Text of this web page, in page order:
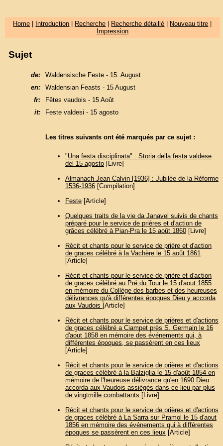
Home Introduction Recherche Recherche détaillé Nouveau titre
Impression
Sujet
de:
Waldensische Feste - 15. August
en:
Waldensian Feasts - 15 August
fr:
Fêtes vaudois - 15 Août
it:
Feste valdesi - 15 agosto
Les titres suivants ont été marqués par ce sujet :
"Una festa disciplinata" : Storia della festa valdese
del 15 agosto[Livre]
Almanach Jean Calvin [1936] : Jubilée de la Réforme
1536-1936[Compilation]
Feste[Article]
Quelques traits de la vie da Janavel suivis de chants
préparé pour le service de prières et d'action de
grâces célébré à Pian-Pra le 15 août 1860[Livre]
Récit et chants pour le service de prière et d'action
de graces célébré à la Vachère le 15 août 1861
[Article]
Récit et chants pour le service de prière et d'action
de graces célébré au Pré du Tour le 15 d'aout 1855
en mémoire du Collège des barbes et des heureuses
délivrances qu'à différentes époques Dieu y accorda
aux Vaudois [Article]
Récit et chants pour le service de prières et d'actions
de graces célébré a Ciampet près S. Germain le 16
d'aout 1858 en mémoire des événements qui, à
différentes époques, se passèrent en ces lieux
[Article]
Récit et chants pour le service de prières et d'actions
de graces célébré à la Balziglia le 15 d'août 1854 en
mémoire de l'heureuse délivrance qu'en 1690 Dieu
accorda aux Vaudois assiégés dans ce lieu par plus
de vingtmille combattants [Livre]
Récit et chants pour le service de prières et d'actions
de graces célébré à La Sarra sur Pramol le 15 d'aout
1856 en mémoire des événements qui à différentes
époques se passèrent en ces lieux [Article]